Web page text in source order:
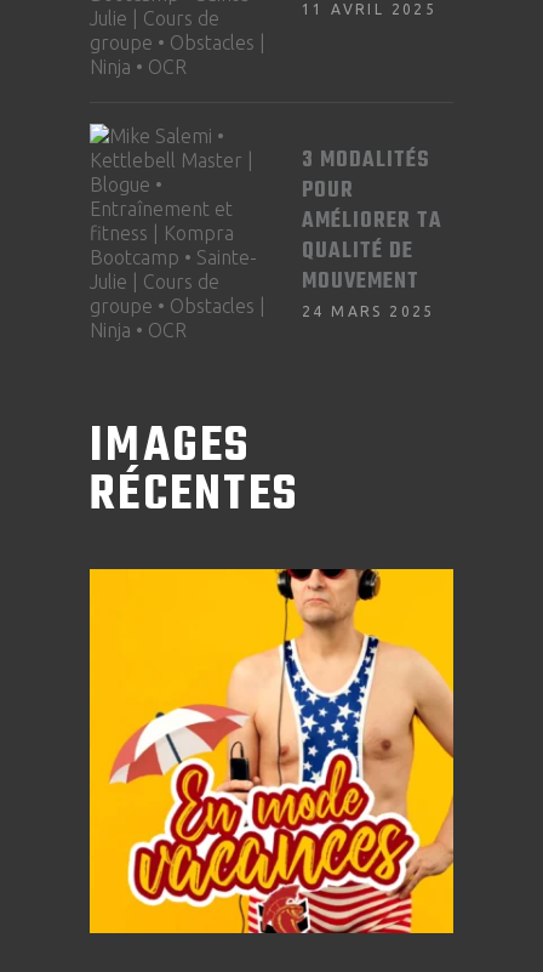
11 AVRIL 2025
3 MODALITÉS
POUR
AMÉLIORER TA
QUALITÉ DE
MOUVEMENT
24 MARS 2025
IMAGES
RÉCENTES